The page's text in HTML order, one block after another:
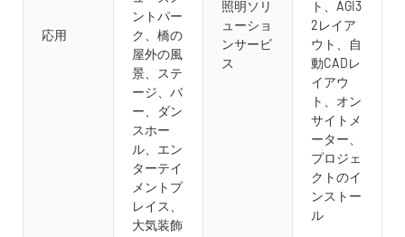
応用
ントパー
ク、橋の
屋外の風
景、ステ
ージ、バ
ー、ダン
スホー
ル、エン
ターテイ
メントプ
レイス、
大気装飾
照明ソリ
ューショ
ンサービ
ス
ト、AGI3
2レイア
ウト、自
動CADレ
イアウ
ト、オン
サイトメ
ーター、
プロジェ
クトのイ
ンストー
ル